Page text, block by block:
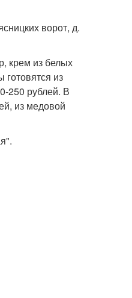
ворот, д.
крем из белых
из
250 рублей. В
из медовой